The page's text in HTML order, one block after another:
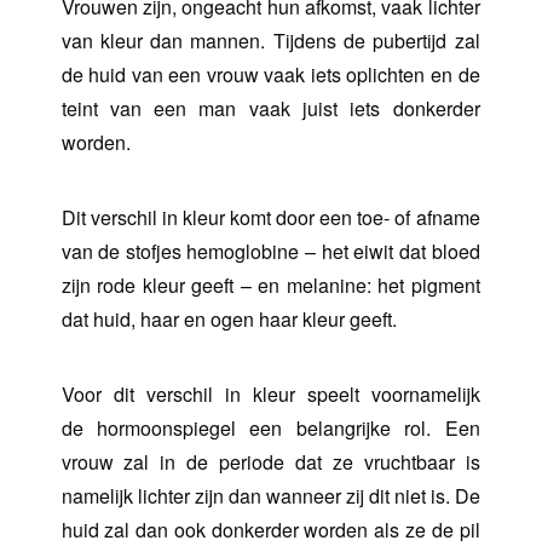
Vrouwen zijn, ongeacht hun afkomst, vaak lichter
van kleur dan mannen. Tijdens de pubertijd zal
de huid van een vrouw vaak iets oplichten en de
teint van een man vaak juist iets donkerder
worden.
Dit verschil in kleur komt door een toe- of afname
van de stofjes hemoglobine – het eiwit dat bloed
zijn rode kleur geeft – en melanine: het pigment
dat huid, haar en ogen haar kleur geeft.
Voor dit verschil in kleur speelt voornamelijk
de hormoonspiegel een belangrijke rol. Een
vrouw zal in de periode dat ze vruchtbaar is
namelijk lichter zijn dan wanneer zij dit niet is. De
huid zal dan ook donkerder worden als ze de pil